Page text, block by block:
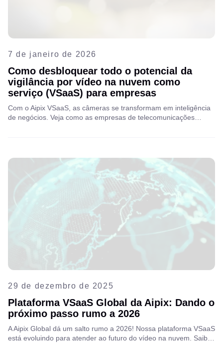
7 de janeiro de 2026
Como desbloquear todo o potencial da
vigilância por vídeo na nuvem como
serviço (VSaaS) para empresas
Com o Aipix VSaaS, as câmeras se transformam em inteligência
de negócios. Veja como as empresas de telecomunicações
29 de dezembro de 2025
Plataforma VSaaS Global da Aipix: Dando o
próximo passo rumo a 2026
A Aipix Global dá um salto rumo a 2026! Nossa plataforma VSaaS
está evoluindo para atender ao futuro do vídeo na nuvem. Saiba